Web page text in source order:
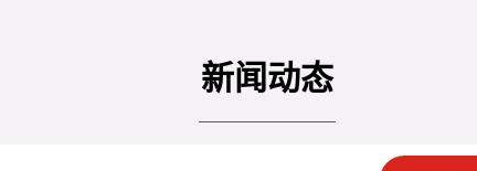
新闻动态